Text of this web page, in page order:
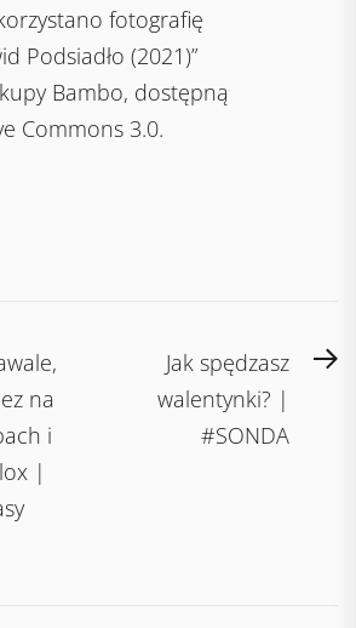
fotografię
Podsiadło (2021)”
Bambo, dostępną
Commons 3.0.
na
i
|
Jak spędzasz
walentynki? |
#SONDA